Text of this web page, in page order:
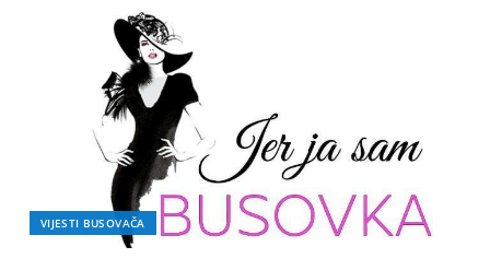
VIJESTI BUSOVAČA